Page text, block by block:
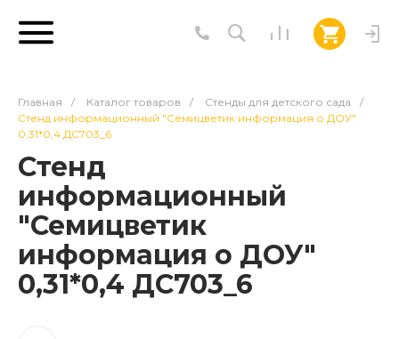
Главная / Каталог товаров / Стенды для детского сада
/
Стенд информационный "Семицветик информация о ДОУ"
0,31*0,4 ДС703_6
Стенд
информационный
"Семицветик
информация о ДОУ"
0,31*0,4 ДС703_6